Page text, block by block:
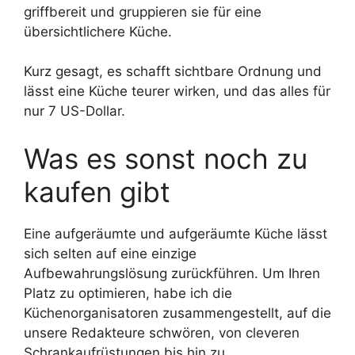
griffbereit und gruppieren sie für eine
übersichtlichere Küche.
Kurz gesagt, es schafft sichtbare Ordnung und
lässt eine Küche teurer wirken, und das alles für
nur 7 US-Dollar.
Was es sonst noch zu
kaufen gibt
Eine aufgeräumte und aufgeräumte Küche lässt
sich selten auf eine einzige
Aufbewahrungslösung zurückführen. Um Ihren
Platz zu optimieren, habe ich die
Küchenorganisatoren zusammengestellt, auf die
unsere Redakteure schwören, von cleveren